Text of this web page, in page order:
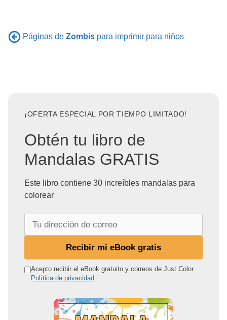
Páginas de Zombis para imprimir para niños
¡OFERTA ESPECIAL POR TIEMPO LIMITADO!
Obtén tu libro de
Mandalas GRATIS
Este libro contiene 30 increíbles mandalas para
colorear
r
Recibir mi eBook gratis
Acepto recibir el eBook gratuito y correos de Just Color.
Política de privacidad